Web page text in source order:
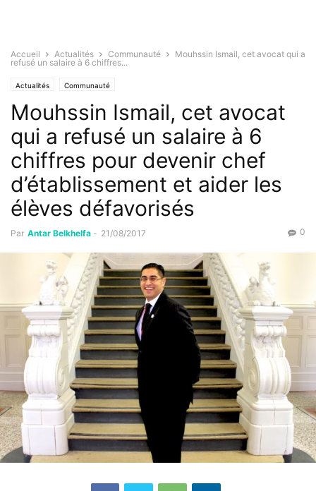
Accueil Actualités Communauté
Mouhssin Ismail, cet avocat qui a
refusé un salaire à 6 chiffres...
Actualités Communauté
Mouhssin Ismail, cet avocat
qui a refusé un salaire à 6
chiffres pour devenir chef
d’établissement et aider les
élèves défavorisés
Par Antar Belkhelfa - 21/08/2017 0